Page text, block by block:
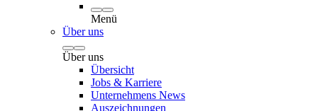
Menü
Über uns
Über uns
Übersicht
Jobs & Karriere
Unternehmens News
Auszeichnungen